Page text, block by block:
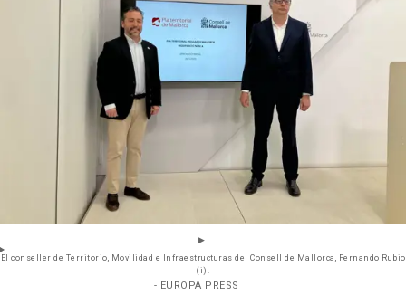
El conseller de Territorio, Movilidad e Infraestructuras del Consell de Mallorca, Fernando Rubio
(i).
- EUROPA PRESS